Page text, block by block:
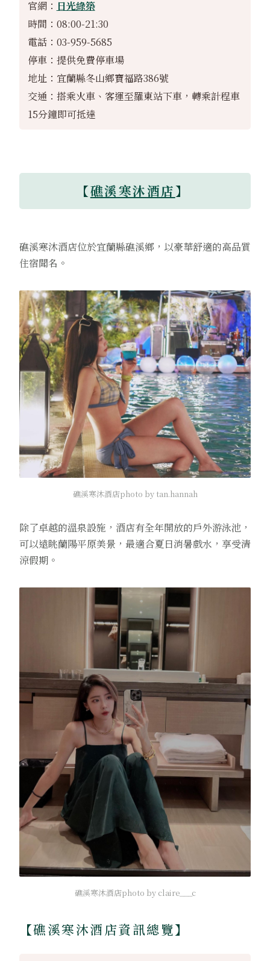
官網： 日光綠築
時間：08:00-21:30
電話：03-959-5685
停車：提供免費停車場
地址：宜蘭縣冬山鄉寶福路386號
交通：搭乘火車、客運至羅東站下車，轉乘計程車
15分鐘即可抵達
【礁溪寒沐酒店】
礁溪寒沐酒店位於宜蘭縣礁溪鄉，以豪華舒適的高品質
住宿聞名。
礁溪寒沐酒店photo by tan.hannah
除了卓越的溫泉設施，酒店有全年開放的戶外游泳池，
可以遠眺蘭陽平原美景，最適合夏日消暑戲水，享受清
涼假期。
礁溪寒沐酒店photo by claire___c
【礁溪寒沐酒店資訊總覽】